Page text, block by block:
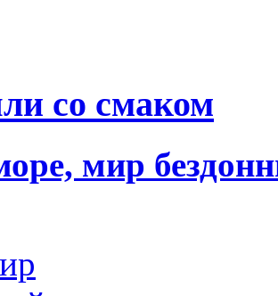
со смаком
мир